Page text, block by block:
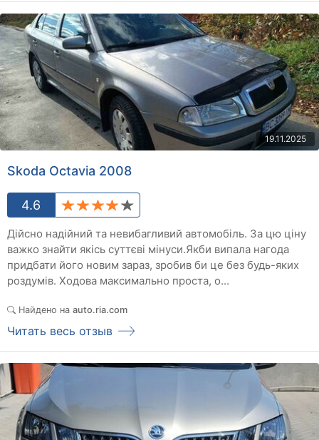
19.11.2025
Skoda Octavia 2008
4.6
Дійсно надійний та невибагливий автомобіль. За цю ціну
важко знайти якісь суттєві мінуси.Якби випала нагода
придбати його новим зараз, зробив би це без будь-яких
роздумів. Ходова максимально проста, о...
Найдено на auto.ria.com
Читать весь отзыв